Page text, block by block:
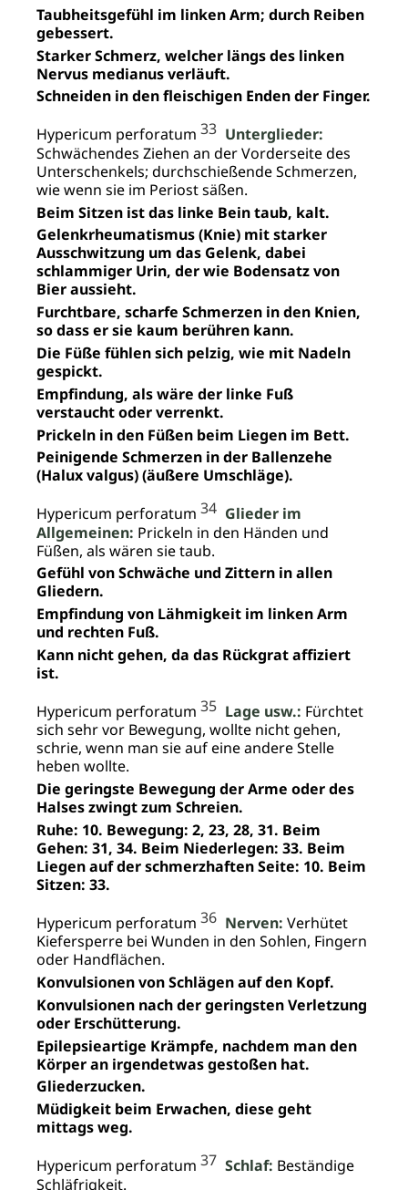
Taubheitsgefühl im linken Arm; durch Reiben
gebessert.
Starker Schmerz, welcher längs des linken
Nervus medianus verläuft.
Schneiden in den fleischigen Enden der Finger.
Hypericum perforatum 33 Unterglieder:
Schwächendes Ziehen an der Vorderseite des
Unterschenkels; durchschießende Schmerzen,
wie wenn sie im Periost säßen.
Beim Sitzen ist das linke Bein taub, kalt.
Gelenkrheumatismus (Knie) mit starker
Ausschwitzung um das Gelenk, dabei
schlammiger Urin, der wie Bodensatz von
Bier aussieht.
Furchtbare, scharfe Schmerzen in den Knien,
so dass er sie kaum berühren kann.
Die Füße fühlen sich pelzig, wie mit Nadeln
gespickt.
Empfindung, als wäre der linke Fuß
verstaucht oder verrenkt.
Prickeln in den Füßen beim Liegen im Bett.
Peinigende Schmerzen in der Ballenzehe
(Halux valgus) (äußere Umschläge).
Hypericum perforatum 34 Glieder im
Allgemeinen: Prickeln in den Händen und
Füßen, als wären sie taub.
Gefühl von Schwäche und Zittern in allen
Gliedern.
Empfindung von Lähmigkeit im linken Arm
und rechten Fuß.
Kann nicht gehen, da das Rückgrat affiziert
ist.
Hypericum perforatum 35 Lage usw.: Fürchtet
sich sehr vor Bewegung, wollte nicht gehen,
schrie, wenn man sie auf eine andere Stelle
heben wollte.
Die geringste Bewegung der Arme oder des
Halses zwingt zum Schreien.
Ruhe: 10. Bewegung: 2, 23, 28, 31. Beim
Gehen: 31, 34. Beim Niederlegen: 33. Beim
Liegen auf der schmerzhaften Seite: 10. Beim
Sitzen: 33.
Hypericum perforatum 36 Nerven: Verhütet
Kiefersperre bei Wunden in den Sohlen, Fingern
oder Handflächen.
Konvulsionen von Schlägen auf den Kopf.
Konvulsionen nach der geringsten Verletzung
oder Erschütterung.
Epilepsieartige Krämpfe, nachdem man den
Körper an irgendetwas gestoßen hat.
Gliederzucken.
Müdigkeit beim Erwachen, diese geht
mittags weg.
Hypericum perforatum 37 Schlaf: Beständige
Schläfrigkeit.